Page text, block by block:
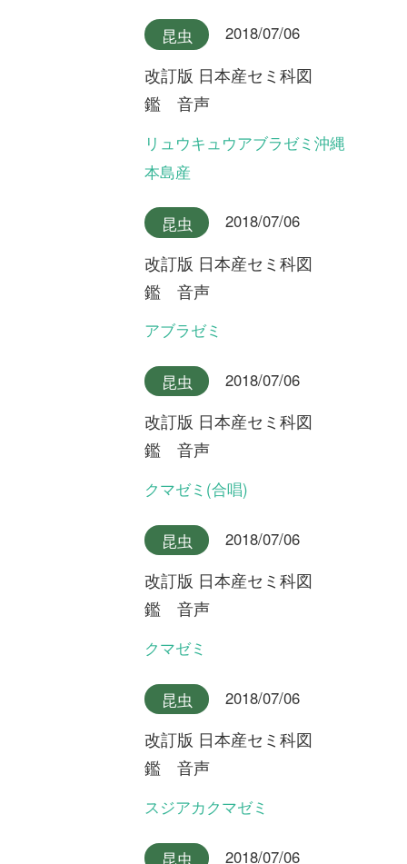
コエゾゼミ
昆虫 2018/07/06
改訂版 日本産セミ科図
チョウセンケナガニイニイ
改訂版 日本産セミ科図
鑑 音声
イシガキニイニイ
昆虫 2018/07/06
改訂版 日本産セミ科図
鑑 音声
ミヤコニイニイ
2018/07/06
改訂版 日本産セミ科図
鑑 音声
クロイワニイニイ奄美大島産
昆虫
鑑 音声
クロイワニイニイ沖縄本島産
昆虫 2018/07/06
改訂版 日本産セミ科図
ヤエヤマニイニイ